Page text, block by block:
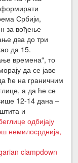
Србији,
за вођење
два до три
да 15.
времена“, то
да се јаве
ће на граничним
а да ће се
12-14 дана –
и
одбијају
немилосрднија,
clampdown